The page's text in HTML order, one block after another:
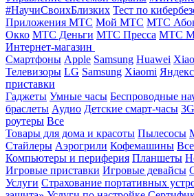
#НаучиСвоихБлизких Тест по
Приложения МТС Мой МТС МТС
Окко МТС Деньги МТС Пресса МТС
Интернет-магазин
Смартфоны Apple Samsung Huawei
Телевизоры LG Samsung Xiaomi Яндекс
приставки
Гаджеты Умные часы Беспроводные
браслеты Аудио Детские смарт-часы
роутеры Все
Товары для дома и красоты Пылесосы
Стайлеры Аэрогрили Кофемашины Все
Компьютеры и периферия Планшеты
Игровые приставки Игровые девайсы
Услуги Страхование портативных